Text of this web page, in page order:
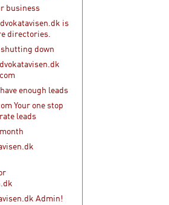
business
is
directories.
down
enough leads
Your one stop
leads
Admin!